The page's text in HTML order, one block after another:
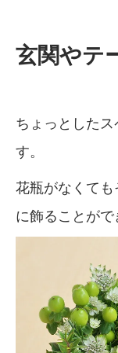
玄関やテ
ちょっとした
す。
花瓶がなくて
に飾ることがで